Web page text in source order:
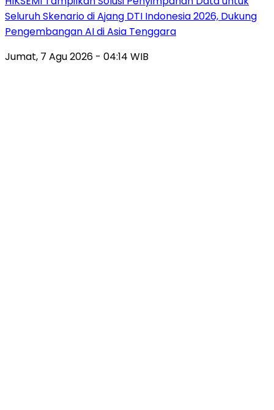
Seluruh Skenario di Ajang DTI Indonesia 2026, Dukung
Pengembangan AI di Asia Tenggara
Jumat, 7 Agu 2026 - 04:14 WIB